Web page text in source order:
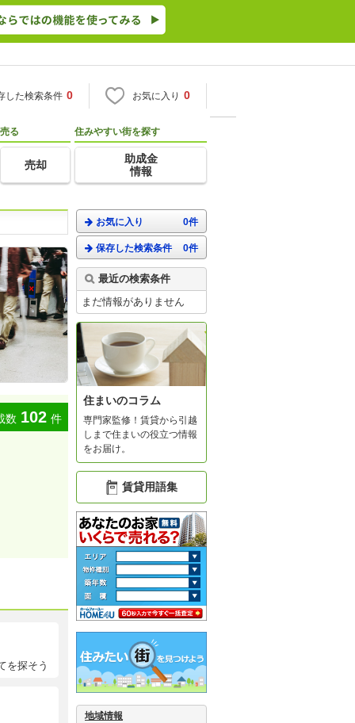
した検索条件 0 お気に入り 0
売る
売却
住みやすい街を探す
助成金
情報
数 102 件
を探そう
お気に入り 0件
保存した検索条件 0件
最近の検索条件
まだ情報がありません
住まいのコラム
専門家監修！賃貸から引越
しまで住まいの役立つ情報
をお届け。
賃貸用語集
地域情報